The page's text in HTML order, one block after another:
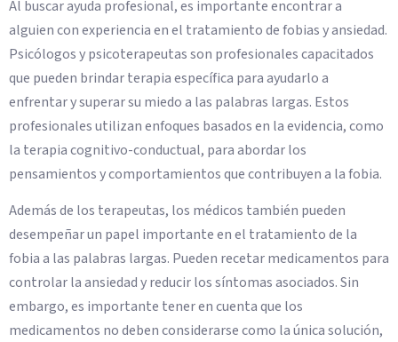
Al buscar ayuda profesional, es importante encontrar a
alguien con experiencia en el tratamiento de fobias y ansiedad.
Psicólogos y psicoterapeutas son profesionales capacitados
que pueden brindar terapia específica para ayudarlo a
enfrentar y superar su miedo a las palabras largas. Estos
profesionales utilizan enfoques basados en la evidencia, como
la terapia cognitivo-conductual, para abordar los
pensamientos y comportamientos que contribuyen a la fobia.
Además de los terapeutas, los médicos también pueden
desempeñar un papel importante en el tratamiento de la
fobia a las palabras largas. Pueden recetar medicamentos para
controlar la ansiedad y reducir los síntomas asociados. Sin
embargo, es importante tener en cuenta que los
medicamentos no deben considerarse como la única solución,